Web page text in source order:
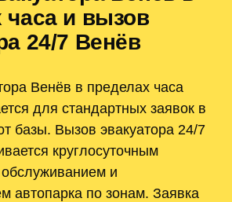
часа и вызов
24/7 Венёв
Венёв в пределах часа
для стандартных заявок в
базы. Вызов эвакуатора 24/7
круглосуточным
и
автопарка по зонам. Заявка